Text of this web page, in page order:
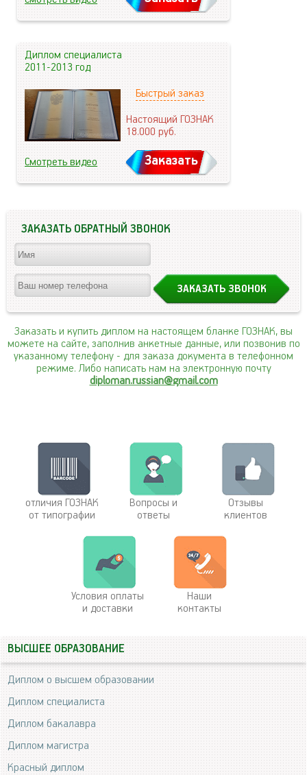
Диплом специалиста
2011-2013 год
Быстрый заказ
Настоящий ГОЗНАК
18.000руб.
Смотреть видео Заказать
ЗАКАЗАТЬ ОБРАТНЫЙ ЗВОНОК
Заказать и купить диплом на настоящем бланке ГОЗНАК, вы
можете на сайте, заполнив анкетные данные, или позвонив по
указанному телефону - для заказа документа в телефонном
режиме. Либо написать нам на электронную почту
diploman.russian@gmail.com
отличия ГОЗНАК
от типографии
Вопросы и
ответы
Отзывы
клиентов
Условия оплаты
и доставки
Наши
контакты
ВЫСШЕЕ ОБРАЗОВАНИЕ
Диплом о высшем образовании
Диплом специалиста
Диплом бакалавра
Диплом магистра
Красный диплом